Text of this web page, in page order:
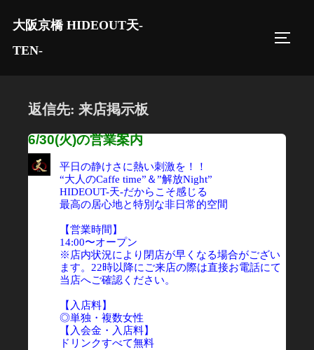
大阪京橋 HIDEOUT天-
TEN-
返信先: 来店掲示板
6/30(火)の営業案内
平日の静けさに熱い刺激を！！
“大人のCaffe time”＆”解放Night”
HIDEOUT-天-だからこそ感じる
最高の居心地と特別な非日常的空間
【営業時間】
14:00〜オープン
※店内状況により閉店が早くなる場合がござい
ます。22時以降にご来店の際は直接お電話にて
当店へご確認ください。
【入店料】
◎単独・複数女性
【入会金・入店料】
ドリンクすべて無料